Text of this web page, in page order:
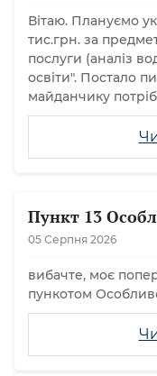
Вітаю. Плануємо
тис.грн. за
послуги (аналіз
освіти". Постало
майданчику
Пункт 13
05 Серпня 2026
вибачте, моє
пункотом